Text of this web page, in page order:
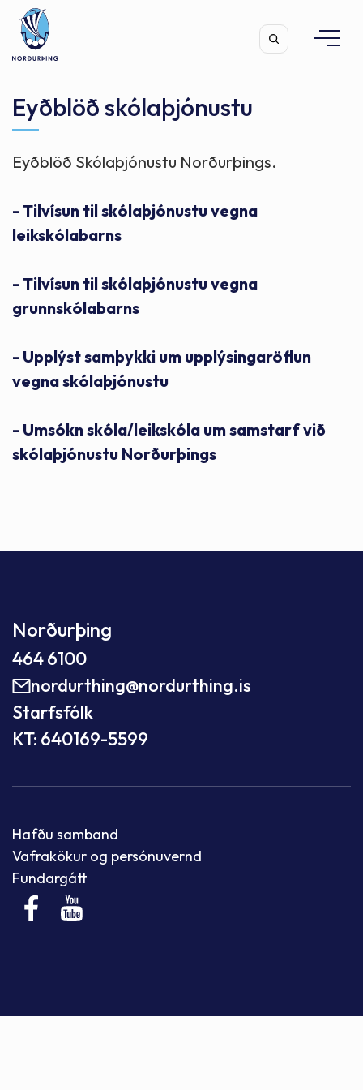
Leita
Eyðblöð skólaþjónustu
Eyðblöð Skólaþjónustu Norðurþings.
- Tilvísun til skólaþjónustu vegna
leikskólabarns
- Tilvísun til skólaþjónustu vegna
grunnskólabarns
- Upplýst samþykki um upplýsingaröflun
vegna skólaþjónustu
- Umsókn skóla/leikskóla um samstarf við
skólaþjónustu Norðurþings
Norðurþing
464 6100
nordurthing@nordurthing.is
Starfsfólk
KT: 640169-5599
Hafðu samband
Vafrakökur og persónuvernd
Fundargátt